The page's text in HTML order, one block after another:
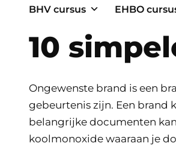
BHV cursus EHBO
10
Ongewenste brand is een
gebeurtenis zijn. Een brand
belangrijke documenten
koolmonoxide waaraan je